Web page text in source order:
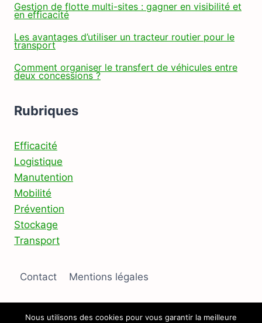
Gestion de flotte multi-sites : gagner en visibilité et
en efficacité
Les avantages d’utiliser un tracteur routier pour le
transport
Comment organiser le transfert de véhicules entre
deux concessions ?
Rubriques
Efficacité
Logistique
Manutention
Mobilité
Prévention
Stockage
Transport
Contact Mentions légales
Nous utilisons des cookies pour vous garantir la meilleure